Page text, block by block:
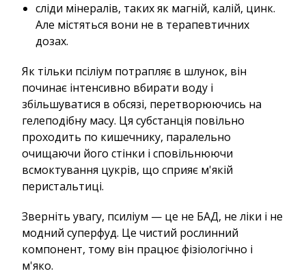
сліди мінералів, таких як магній, калій, цинк.
Але містяться вони не в терапевтичних
дозах.
Як тільки псіліум потрапляє в шлунок, він
починає інтенсивно вбирати воду і
збільшуватися в обсязі, перетворюючись на
гелеподібну масу. Ця субстанція повільно
проходить по кишечнику, паралельно
очищаючи його стінки і сповільнюючи
всмоктування цукрів, що сприяє м'якій
перистальтиці.
Зверніть увагу, псиліум — це не БАД, не ліки і не
модний суперфуд. Це чистий рослинний
компонент, тому він працює фізіологічно і
м'яко.